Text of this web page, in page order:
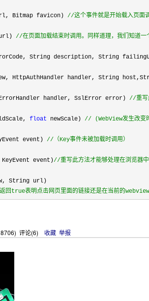
Bitmap favicon) //这个事件就是开始载入页面
url) //在页面加载结束时调用。同样道理，我们知道
String description, String
HttpAuthHandler handler, String
handler, SslError error) //重
float newScale) // (WebView发生改变
event) // （Key事件未被加载时调用）
KeyEvent event)//重写此方法才能够处理在浏览器
回true表明点击网页里面的链接还是在当前的
) 评论(6) 收藏 举报